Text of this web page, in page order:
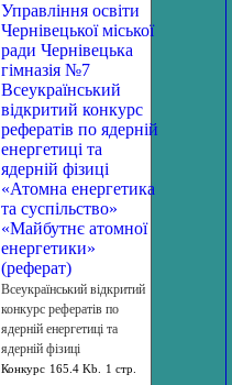
Управління освіти
Чернівецької міської
ради Чернівецька
гімназія №7
Всеукраїнський
відкритий конкурс
рефератів по ядерній
енергетиці та
ядерній фізиці
«Атомна енергетика
та суспільство»
«Майбутнє атомної
енергетики»
(реферат)
Всеукраїнський відкритий
конкурс рефератів по
ядерній енергетиці та
ядерній фізиці
Конкурс 165.4 Kb. 1 стр.